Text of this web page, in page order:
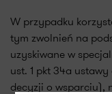
W przypadku
tym zwolnień na
uzyskiwane w
ust. 1 pkt 34a
decyzji o wsparciu),